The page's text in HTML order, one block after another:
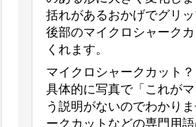
括れがあるおかげでグリ
後部のマイクロシャーク
くれます。
マイクロシャークカット？
具体的に写真で「これが
う説明がないのでわかり
ークカットなどの専門用